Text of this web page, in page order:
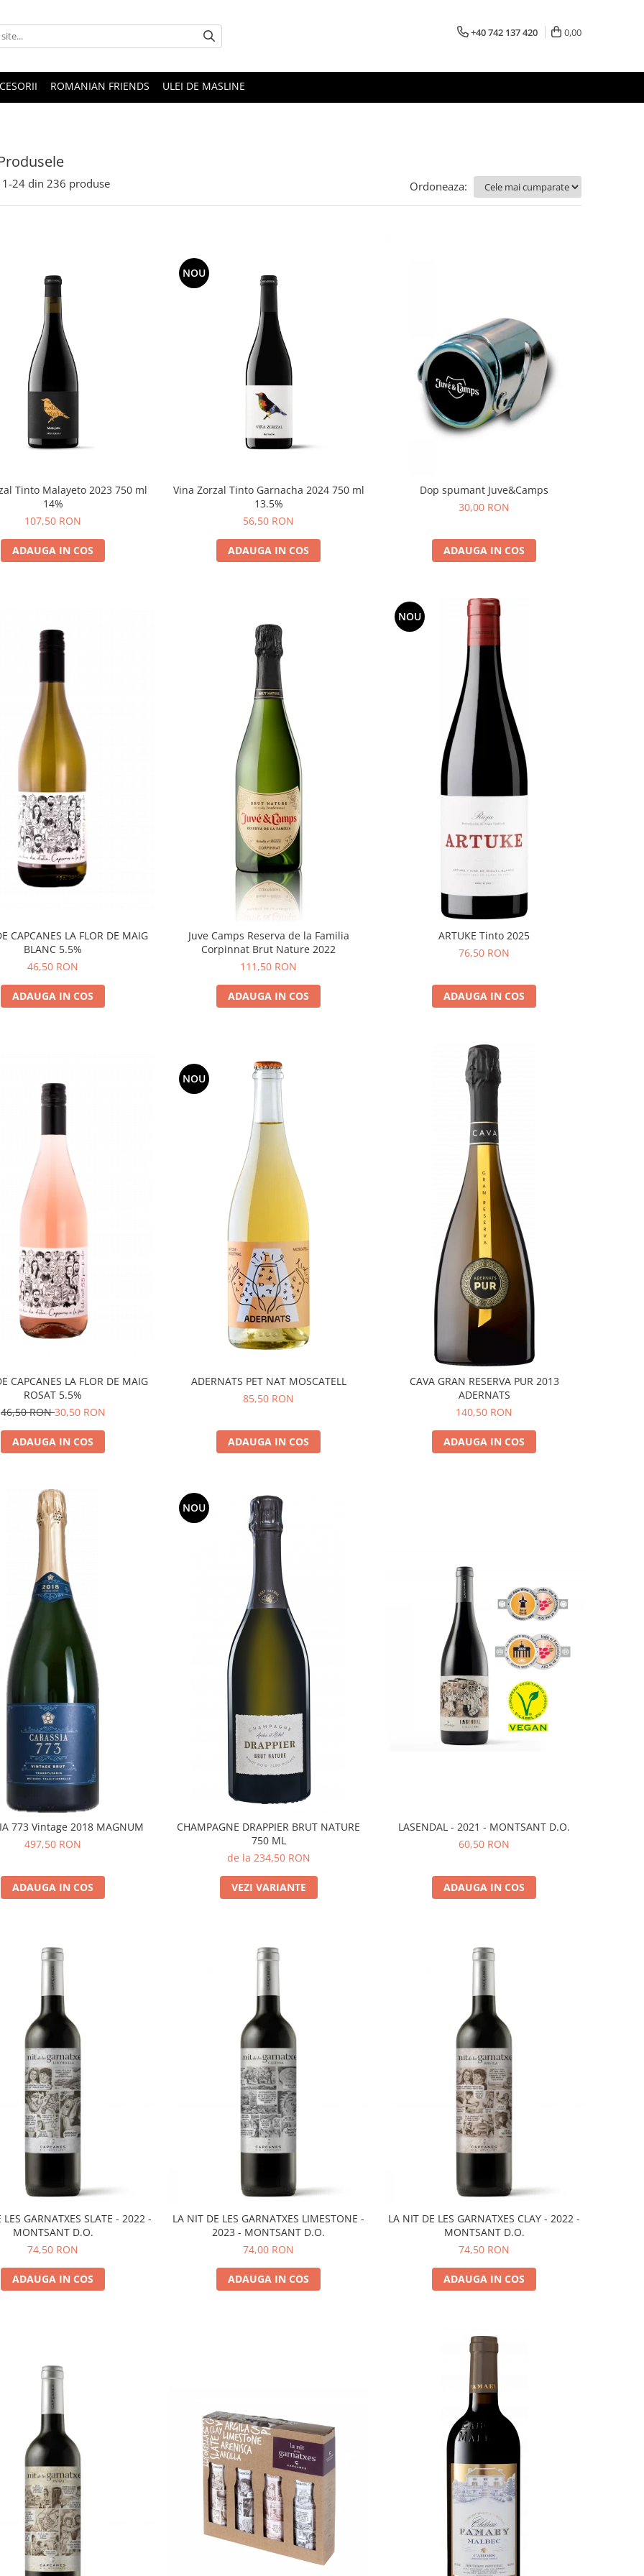
+40 742 137 420 0,00
ROMANIAN FRIENDS ULEI DE MASLINE
1-24 din 236 produse Ordoneaza:
Tinto Malayeto 2023 750 ml
14%
107,50 RON
ADAUGA IN COS
NOU
Vina Zorzal Tinto Garnacha 2024 750 ml
13.5%
56,50 RON
ADAUGA IN COS
Dop spumant Juve&Camps
30,00 RON
ADAUGA IN COS
CAPCANES LA FLOR DE MAIG
BLANC 5.5%
46,50 RON
ADAUGA IN COS
Juve Camps Reserva de la Familia
Corpinnat Brut Nature 2022
111,50 RON
ADAUGA IN COS
NOU
ARTUKE Tinto 2025
76,50 RON
ADAUGA IN COS
CAPCANES LA FLOR DE MAIG
ROSAT 5.5%
46,50 RON30,50 RON
ADAUGA IN COS
NOU
ADERNATS PET NAT MOSCATELL
85,50 RON
ADAUGA IN COS
CAVA GRAN RESERVA PUR 2013
ADERNATS
140,50 RON
ADAUGA IN COS
773 Vintage 2018 MAGNUM
497,50 RON
ADAUGA IN COS
NOU
CHAMPAGNE DRAPPIER BRUT NATURE
750 ML
de la 234,50 RON
VEZI VARIANTE
LASENDAL - 2021 - MONTSANT D.O.
60,50 RON
ADAUGA IN COS
GARNATXES SLATE - 2022 -
MONTSANT D.O.
74,50 RON
ADAUGA IN COS
LA NIT DE LES GARNATXES LIMESTONE -
2023 - MONTSANT D.O.
74,00 RON
ADAUGA IN COS
LA NIT DE LES GARNATXES CLAY - 2022 -
MONTSANT D.O.
74,50 RON
ADAUGA IN COS